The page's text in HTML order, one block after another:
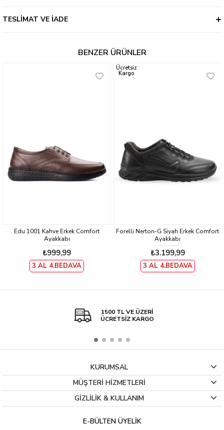
TESLIMAT VE İADE
BENZER ÜRÜNLER
Edu 1001 Kahve Erkek Comfort
Ayakkabı
₺999,99
3 AL 4.BEDAVA
Forelli Nerton-G Siyah Erkek Comfort
Ayakkabı
₺3.199,99
3 AL 4.BEDAVA
Ücretsiz
Kargo
1500 TL VE ÜZERİ
ÜCRETSİZ KARGO
KURUMSAL
MÜŞTERİ HİZMETLERİ
GİZLİLİK & KULLANIM
E-BÜLTEN ÜYELİK